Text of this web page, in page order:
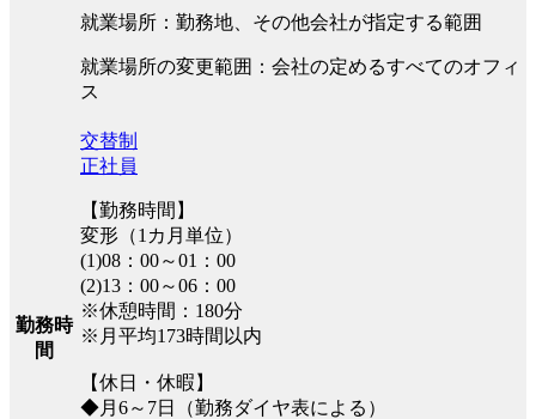
就業場所：勤務地、その他会社が指定する範囲
就業場所の変更範囲：会社の定めるすべてのオフィ
ス
勤務時
間
交替制
正社員
【勤務時間】
変形（1カ月単位）
(1)08：00～01：00
(2)13：00～06：00
※休憩時間：180分
※月平均173時間以内
【休日・休暇】
◆月6～7日（勤務ダイヤ表による）